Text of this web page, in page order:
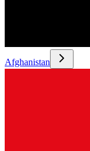
Afghanistan